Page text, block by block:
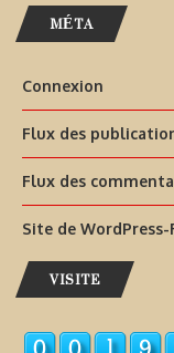
MÉTA
Connexion
Flux des
Flux des
Site de WordPress-
VISITE